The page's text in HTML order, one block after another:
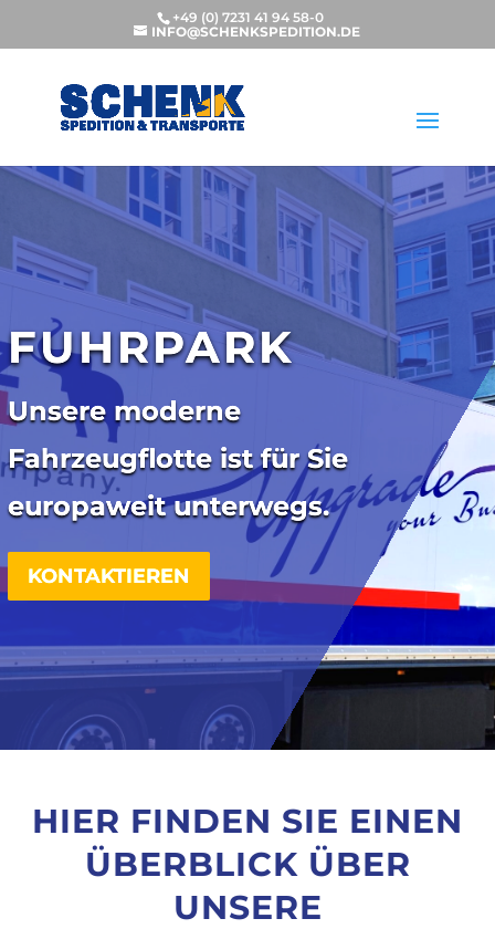
+49 (0) 7231 41 94 58-0
INFO@SCHENKSPEDITION.DE
FUHRPARK
Unsere moderne
Fahrzeugflotte ist für Sie
europaweit unterwegs.
KONTAKTIEREN
HIER FINDEN SIE EINEN
ÜBERBLICK ÜBER
UNSERE